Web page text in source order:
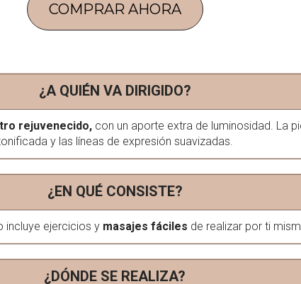
COMPRAR AHORA
¿A QUIÉN VA DIRIGIDO?
rejuvenecido,con un aporte extra de luminosidad. La
y las líneas de expresión suavizadas.
¿EN QUÉ CONSISTE?
incluye ejercicios y masajes fáciles de realizar por ti
¿DÓNDE SE REALIZA?